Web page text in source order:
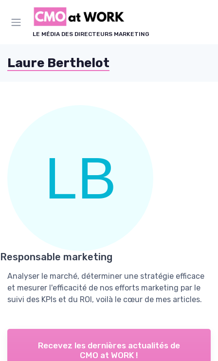
LE MÉDIA DES DIRECTEURS MARKETING
Laure Berthelot
Responsable marketing
Analyser le marché, déterminer une stratégie efficace
et mesurer l'efficacité de nos efforts marketing par le
suivi des KPIs et du ROI, voilà le cœur de mes articles.
Recevez les dernières actualités de
CMO at WORK !
Panneau de gestion des cookies